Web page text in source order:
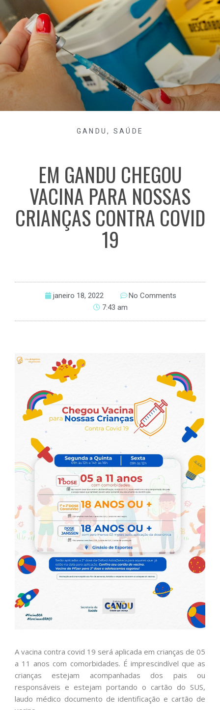
GANDU, SAÚDE
EM GANDU CHEGOU
VACINA PARA NOSSAS
CRIANÇAS CONTRA COVID
19
janeiro 18, 2022
No Comments
7:43 am
A vacina contra covid 19 será aplicada em crianças de 05
a 11 anos com comorbidades. É imprescindível que as
crianças estejam acompanhadas dos pais ou
responsáveis e estejam portando o cartão do SUS,
laudo médico documento de identificação e cartão de